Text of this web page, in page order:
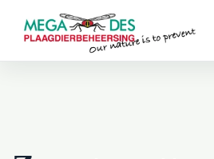
Skip to main content